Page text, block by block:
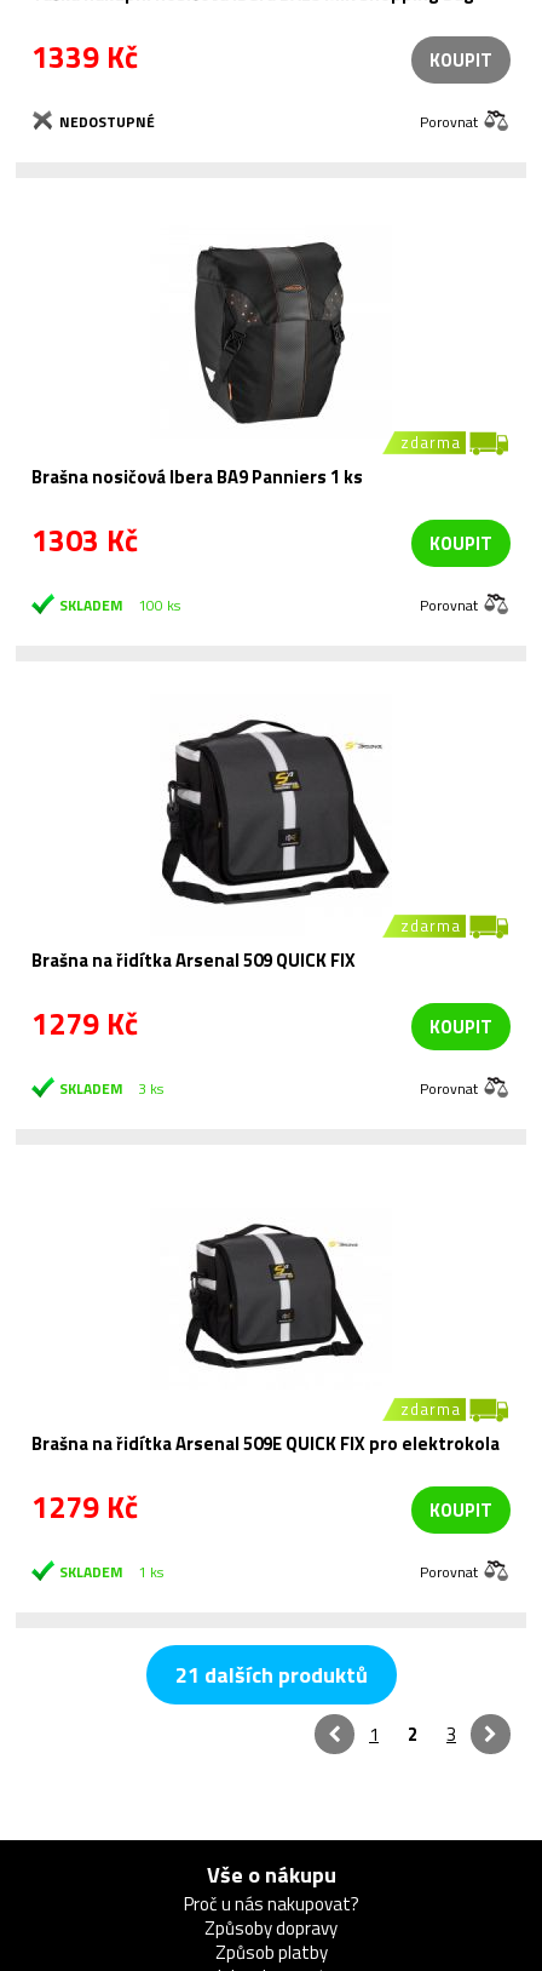
1339 Kč KOUPIT
NEDOSTUPNÉ Porovnat
zdarma
Brašna nosičová Ibera BA9 Panniers 1 ks
1303 Kč KOUPIT
SKLADEM 100 ks Porovnat
zdarma
Brašna na řidítka Arsenal 509 QUICK FIX
1279 Kč KOUPIT
SKLADEM 3 ks Porovnat
zdarma
Brašna na řidítka Arsenal 509E QUICK FIX pro elektrokola
1279 Kč KOUPIT
SKLADEM 1 ks Porovnat
21 dalších produktů
1 2 3
Vše o nákupu
Proč u nás nakupovat?
Způsoby dopravy
Způsob platby